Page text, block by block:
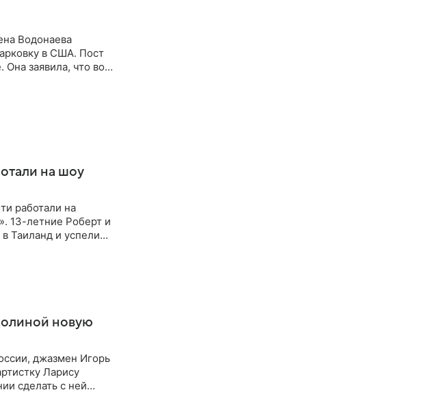
Водонаева
в США. Пост
заявила, что во
на шоу
работали на
13-летние Роберт и
Таиланд и успели
новую
джазмен Игорь
Ларису
сделать с ней